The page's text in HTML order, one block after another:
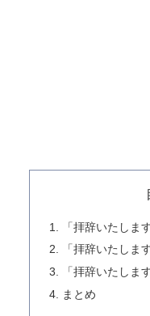
「拝辞いたしま
「拝辞いたしま
「拝辞いたしま
まとめ